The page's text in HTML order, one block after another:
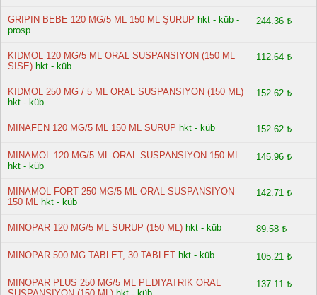
GRIPIN BEBE 120 MG/5 ML 150 ML ŞURUP hkt - küb -
prosp
244.36 ₺
KIDMOL 120 MG/5 ML ORAL SUSPANSIYON (150 ML
SISE) hkt - küb
112.64 ₺
KIDMOL 250 MG / 5 ML ORAL SUSPANSIYON (150 ML)
hkt - küb
152.62 ₺
MINAFEN 120 MG/5 ML 150 ML SURUP hkt - küb 152.62 ₺
MINAMOL 120 MG/5 ML ORAL SUSPANSIYON 150 ML
hkt - küb
145.96 ₺
MINAMOL FORT 250 MG/5 ML ORAL SUSPANSIYON
150 ML hkt - küb
142.71 ₺
MINOPAR 120 MG/5 ML SURUP (150 ML) hkt - küb 89.58 ₺
MINOPAR 500 MG TABLET, 30 TABLET hkt - küb 105.21 ₺
MINOPAR PLUS 250 MG/5 ML PEDIYATRIK ORAL
137.11 ₺